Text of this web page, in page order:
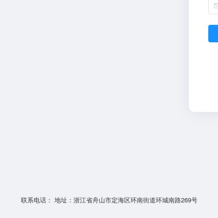
联系电话： 地址：浙江省舟山市定海区环南街道环城南路269号